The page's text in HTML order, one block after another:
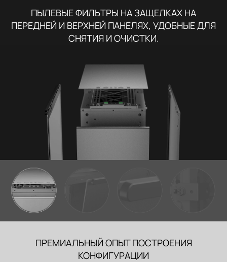
ПЫЛЕВЫЕ ФИЛЬТРЫ НА ЗАЩЕЛКАХ НА
ПЕРЕДНЕЙ И ВЕРХНЕЙ ПАНЕЛЯХ, УДОБНЫЕ ДЛЯ
СНЯТИЯ И ОЧИСТКИ.
ПРЕМИАЛЬНЫЙ ОПЫТ ПОСТРОЕНИЯ
КОНФИГУРАЦИИ